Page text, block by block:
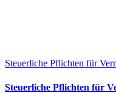
Steuerliche Pflichten für
Steuerliche Pflichten für